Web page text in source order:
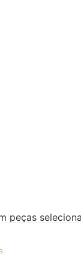
peças